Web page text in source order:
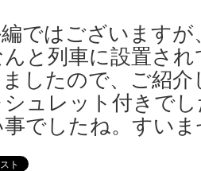
ではございますが
と列車に設置さ
したので、ご紹介
ュレット付きで
でしたね。すい